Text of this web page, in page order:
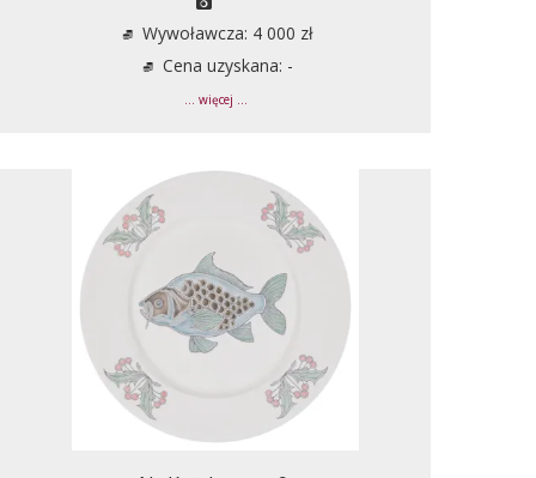
Wywoławcza: 4 000 zł
Cena uzyskana: -
... więcej ...